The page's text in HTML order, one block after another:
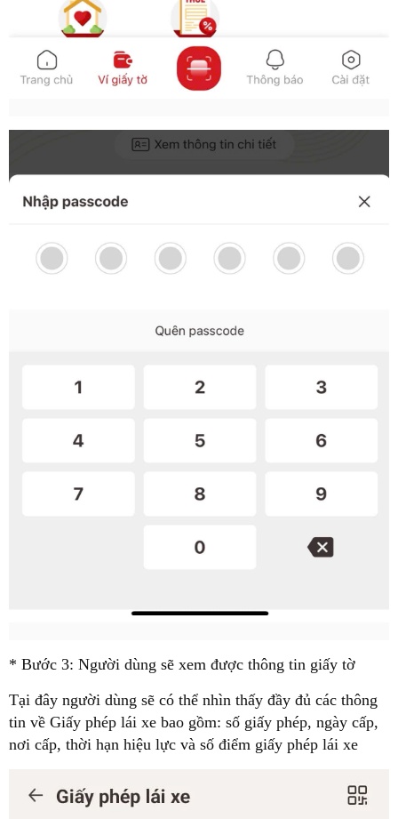
* Bước 3: Người dùng sẽ xem được thông tin giấy tờ
Tại đây người dùng sẽ có thể nhìn thấy đầy đủ các thông
tin về Giấy phép lái xe bao gồm: số giấy phép, ngày cấp,
nơi cấp, thời hạn hiệu lực và số điểm giấy phép lái xe